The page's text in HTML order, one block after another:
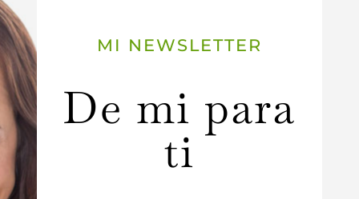
MI NEWSLETTER
De mi para
ti